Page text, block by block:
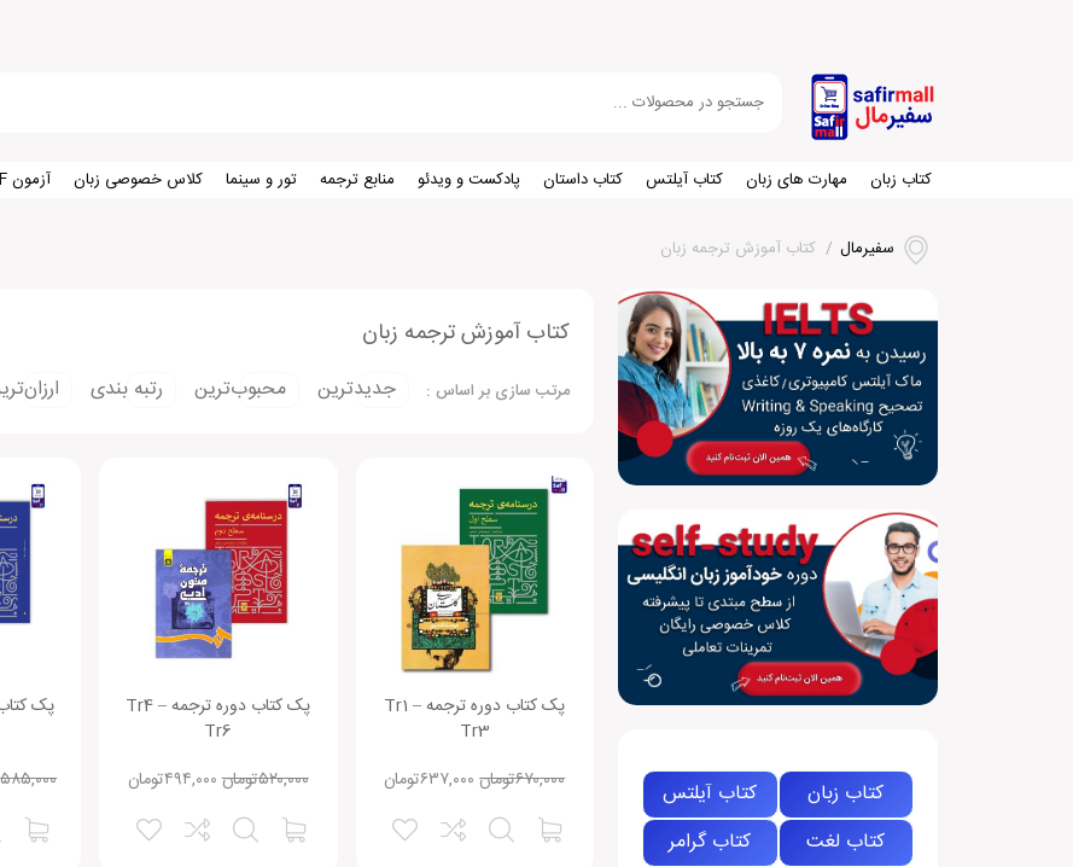
کتاب زبان مهارت های زبان کتاب آیلتس کتاب داستان پادکست و ویدئو منابع ترجمه تور و سینما کلاس خصوصی زبان آزمون TEF
سفیرمال / کتاب آموزش ترجمه زبان
کتاب آموزش ترجمه زبان
مرتب سازی بر اساس : جدیدترین محبوب‌ترین رتبه بندی
پک کتاب دوره ترجمه Tr1 –
Tr3
تومان۶۷۰,۰۰۰ تومان۶۳۷,۰۰۰
پک کتاب دوره ترجمه Tr4 –
Tr6
تومان۵۲۰,۰۰۰ تومان۴۹۴,۰۰۰ ۵۸۵,۰۰۰ کتاب زبان
کتاب آیلتس
کتاب لغت
کتاب گرامر